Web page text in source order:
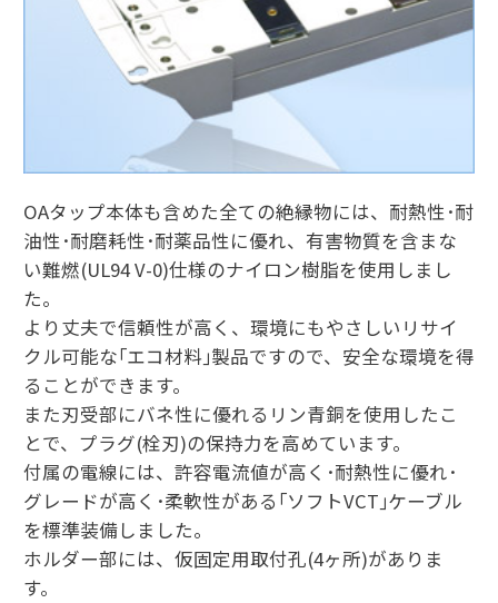
OAタップ本体も含めた全ての絶縁物には、耐熱性･耐
油性･耐磨耗性･耐薬品性に優れ、有害物質を含まな
い難燃(UL94 V-0)仕様のナイロン樹脂を使用しまし
た。
より丈夫で信頼性が高く、環境にもやさしいリサイ
クル可能な｢エコ材料｣製品ですので、安全な環境を得
ることができます。
また刃受部にバネ性に優れるリン青銅を使用したこ
とで、プラグ(栓刃)の保持力を高めています。
付属の電線には、許容電流値が高く･耐熱性に優れ･
グレードが高く･柔軟性がある｢ソフトVCT｣ケーブル
を標準装備しました。
ホルダー部には、仮固定用取付孔(4ヶ所)がありま
す。